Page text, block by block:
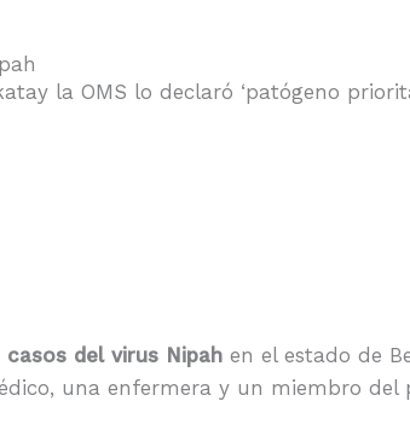
la OMS lo declaró ‘patógeno
casos del virus Nipah en el estado de
una enfermera y un miembro del